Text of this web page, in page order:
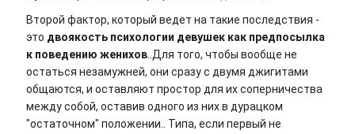
Второй фактор, который ведет на такие последствия -
это двоякость психологии девушек как предпосылка
к поведению женихов ..Для того, чтобы вообще не
остаться незамужней, они сразу с двумя джигитами
общаются, и оставляют простор для их соперничества
между собой, оставив одного из них в дурацком
"остаточном" положении.. Типа, если первый не